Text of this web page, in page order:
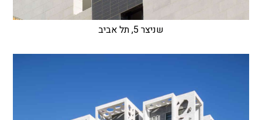
שניצר 5, תל אביב